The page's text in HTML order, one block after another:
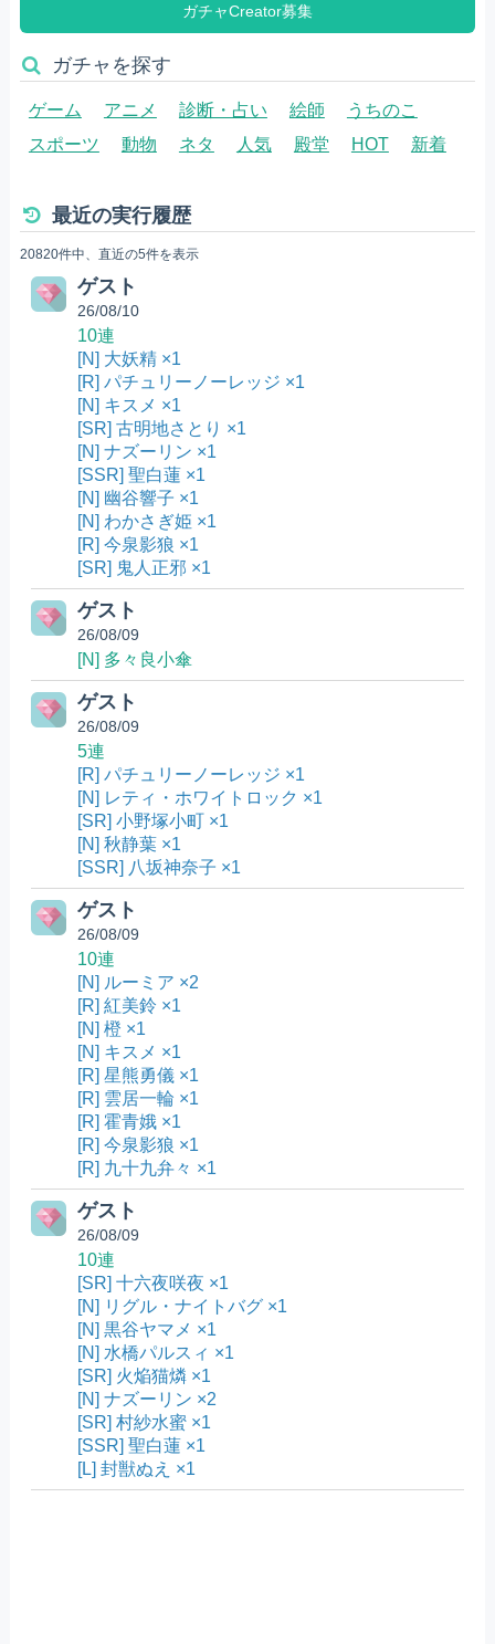
ガチャCreator募集
ガチャを探す
ゲーム アニメ 診断・占い 絵師
うちのこ
スポーツ
動物 ネタ 人気 殿堂 HOT 新着
最近の実行履歴
20820件中、直近の5件を表示
ゲスト
26/08/10
10連
[N] 大妖精 ×1
[R] パチュリーノーレッジ ×1
[N] キスメ ×1
[SR] 古明地さとり ×1
[N] ナズーリン ×1
[SSR] 聖白蓮 ×1
[N] 幽谷響子 ×1
[N] わかさぎ姫 ×1
[R] 今泉影狼 ×1
[SR] 鬼人正邪 ×1
ゲスト
26/08/09
[N] 多々良小傘
ゲスト
26/08/09
5連
[R] パチュリーノーレッジ ×1
[N] レティ・ホワイトロック ×1
[SR] 小野塚小町 ×1
[N] 秋静葉 ×1
[SSR] 八坂神奈子 ×1
ゲスト
26/08/09
10連
[N] ルーミア ×2
[R] 紅美鈴 ×1
[N] 橙 ×1
[N] キスメ ×1
[R] 星熊勇儀 ×1
[R] 雲居一輪 ×1
[R] 霍青娥 ×1
[R] 今泉影狼 ×1
[R] 九十九弁々 ×1
ゲスト
26/08/09
10連
[SR] 十六夜咲夜 ×1
[N] リグル・ナイトバグ ×1
[N] 黒谷ヤマメ ×1
[N] 水橋パルスィ ×1
[SR] 火焔猫燐 ×1
[N] ナズーリン ×2
[SR] 村紗水蜜 ×1
[SSR] 聖白蓮 ×1
[L] 封獣ぬえ ×1